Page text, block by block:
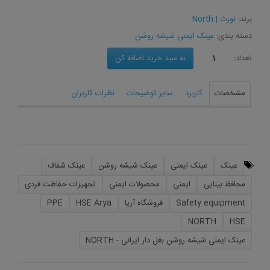
برند: نورث | North
دسته بندی: عینک ایمنی شیشه روشن
تعداد:
به سبد خرید اضافه كن
مشخصات کاربرد سایر توضیحات نظرات کاربران
عینک عینک ایمنی عینک شیشه روشن
عینک شفاف
محافظ بینایی
ایمنی محصولات ایمنی
تجهیزات حفاظت فردی
Safety equipment
فروشگاه آریا HSE Arya
PPE
HSE
NORTH
عینک ایمنی شیشه روشن بغل دار ایرانی - NORTH